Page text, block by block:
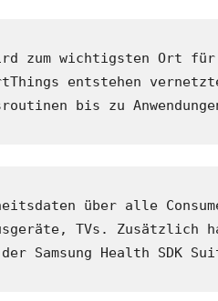
zum wichtigsten Ort
entstehen
bis zu
über alle
TVs. Zusätzlich
Samsung Health SDK